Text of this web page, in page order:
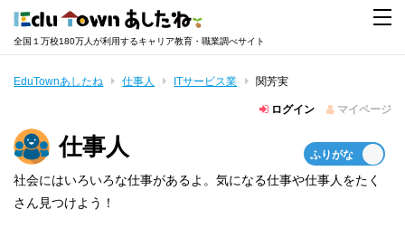
全国１万校180万人が利用するキャリア教育・職業調べサイト
EduTownあしたね 仕事人 ITサービス業 関芳実
ログイン マイページ
仕事人
社会にはいろいろな仕事があるよ。気になる仕事や仕事人をたく
さん見つけよう！